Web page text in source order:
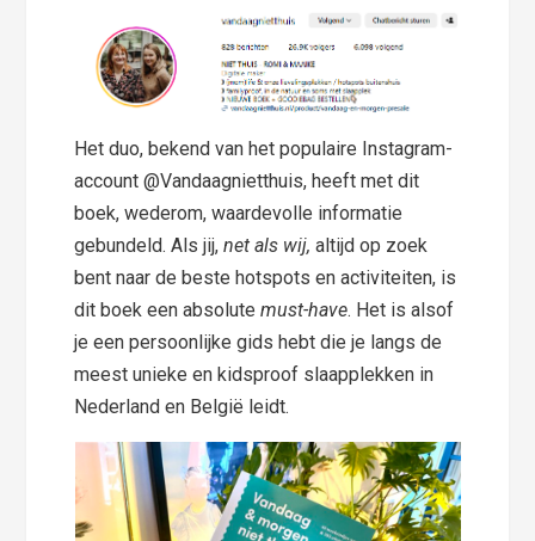
Het duo, bekend van het populaire Instagram-
account @Vandaagnietthuis, heeft met dit
boek, wederom, waardevolle informatie
gebundeld. Als jij,net als wij,altijd op zoek
bent naar de beste hotspots en activiteiten, is
dit boek een absolutemust-have. Het is alsof
je een persoonlijke gids hebt die je langs de
meest unieke en kidsproof slaapplekken in
Nederland en België leidt.